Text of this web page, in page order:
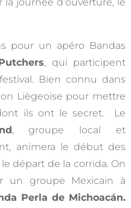
la journée d’ouverture, le
pour un apéro Bandas
, qui participent
Bien connu dans
Liègeoise pour mettre
ils ont le secret. Le
, groupe local et
animera le début des
départ de la corrida. On
un groupe Mexicain à
Perla de Michoacán.